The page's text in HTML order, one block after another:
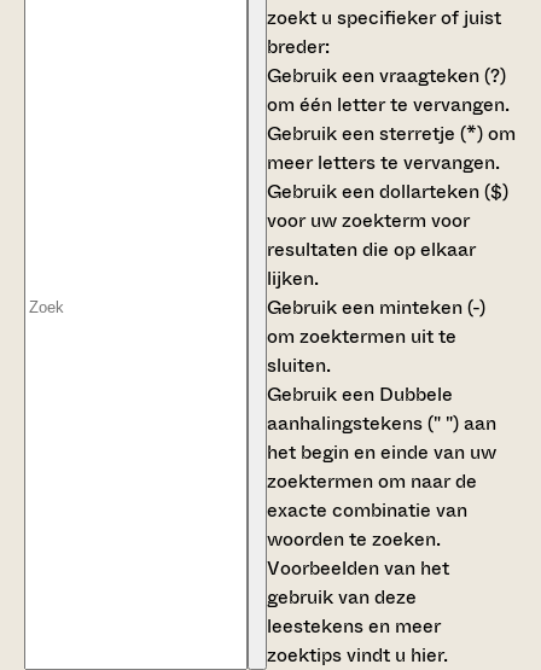
zoekt u specifieker of juist
breder:
Gebruik eenvraagteken (?)
om één letter te vervangen.
Gebruik eensterretje (*)om
meer letters te vervangen.
Gebruik eendollarteken ($)
voor uw zoekterm voor
resultaten die op elkaar
lijken.
Gebruik een minteken (-)
om zoektermen uit te
sluiten.
Gebruik een Dubbele
aanhalingstekens (" ")aan
het begin en einde van uw
zoektermen om naar de
exacte combinatie van
woorden te zoeken.
Voorbeelden van het
gebruik van deze
leestekens en meer
zoektips vindt u hier.